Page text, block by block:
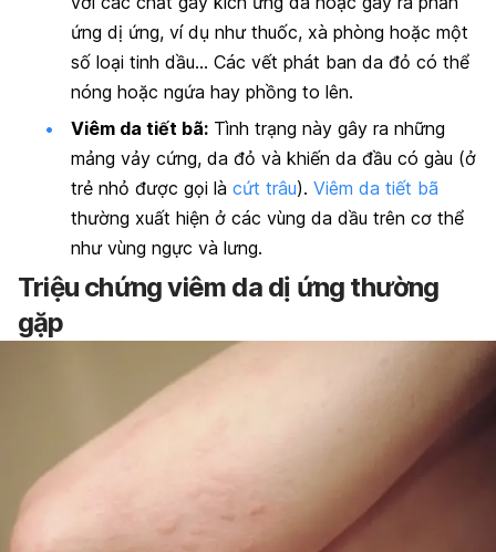
ứng dị ứng, ví dụ như thuốc, xà phòng hoặc một
số loại tinh dầu… Các vết phát ban da đỏ có thể
nóng hoặc ngứa hay phồng to lên.
Viêm da tiết bã: Tình trạng này gây ra những
mảng vảy cứng, da đỏ và khiến da đầu có gàu (ở
trẻ nhỏ được gọi là cứt trâu). Viêm da tiết bã
thường xuất hiện ở các vùng da dầu trên cơ thể
như vùng ngực và lưng.
Triệu chứng viêm da dị ứng thường
gặp